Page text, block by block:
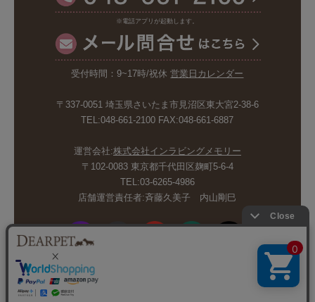
※電話アプリが起動します。
受付時間：9~17時/祝休営業日カレンダー
〒337-0051 埼玉県さいたま市見沼区東大宮2-38-6
TEL:048-661-2100 FAX:048-661-6887
運営会社:株式会社インラビングメモリー
〒102-0083 東京都千代田区麹町5-6-4
TEL:03-6265-4986
店舗運営責任者:斉藤久美子 内山剛巳